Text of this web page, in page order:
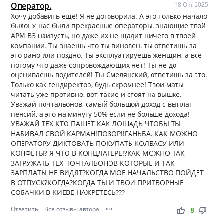
Оператор. 18 Окт 2025
Хочу добавить еще! Я не договорила. А это только начало
было! У нас были прекрасные операторы, знающие твой
АРМ ВЗ наизусть, но даже их не щадит ничего в твоей
компании. Ты знаешь что ты виновен, ты ответишь за
это рано или поздно. Ты эксплуатируешь женщин, а все
потому что даже сопровождающих нет! Ты не до
оцениваешь водителей! Ты Смелянский, ответишь за это.
Только как гендиректор, будь скромнее! Твои маты
читать уже противно, вот такие и стоят на вышке.
Уважай почтальонов, самый большой доход с выплат
пенсий, а это на минуту 50% если не больше дохода!
УВАЖАЙ ТЕХ КТО ПАШЕТ КАК ЛОШАДЬ ЧТОБЫ ТЫ
НАБИВАЛ СВОЙ КАРМАН!ПОЗОР!!ГАНЬБА. КАК МОЖНО
ОПЕРАТОРУ ДИКТОВАТЬ ПОКУПАТЬ КОЛБАСУ ИЛИ
КОНФЕТЫ? Я ЧТО В КОНЦЛАГЕРЕ!?КАК МОЖНО ТАК
ЗАГРУЖАТЬ ТЕХ ПОЧТАЛЬОНОВ КОТОРЫЕ И ТАК
ЗАРПЛАТЫ НЕ ВИДЯТ?КОГДА МОЕ НАЧАЛЬСТВО ПОЙДЕТ
В ОТПУСК?КОГДА?КОГДА ТЫ И ТВОИ ПРИТВОРНЫЕ
СОБАЧКИ В КИЕВЕ НАЖРЕТЕСЬ???
Ответить Все отзывы автора ••• thumb_up thumb_down
8